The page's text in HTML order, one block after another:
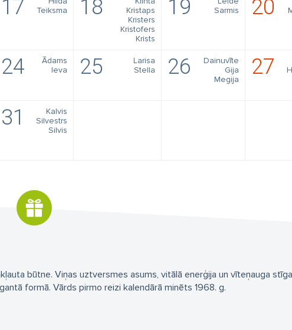
17
Teiksma
18
Kristaps
Kristers
Kristofers
Krists
19
Sarmis
20
24
Ādams
Ieva
25
Larisa
Stella
26
Dainuvīte
Gija
Megija
27
31
Kalvis
Silvestrs
Silvis
būtne. Viņas uztversmes asums, vitālā enerģija un vīteņauga
formā. Vārds pirmo reizi kalendārā minēts 1968. g.